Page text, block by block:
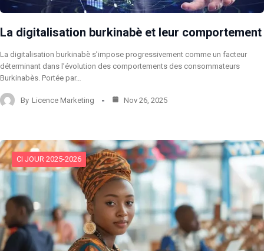
La digitalisation burkinabè et leur comportement
La digitalisation burkinabè s’impose progressivement comme un facteur
déterminant dans l’évolution des comportements des consommateurs
Burkinabès. Portée par…
By Licence Marketing Nov 26, 2025
CI JOUR 2025-2026